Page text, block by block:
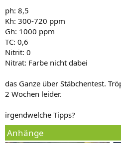
ph: 8,5
Kh: 300-720 ppm
Gh: 1000 ppm
TC: 0,6
Nitrit: 0
Nitrat: Farbe nicht dabei
das Ganze über Stäbchentest.
2 Wochen leider.
irgendwelche Tipps?
Anhänge